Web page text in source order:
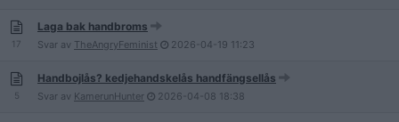
17
Laga bak handbroms
Svar av TheAngryFeminist 2026-04-19 11:23
5
Handbojlås? kedjehandskelås handfängsellås
Svar av KamerunHunter 2026-04-08 18:38